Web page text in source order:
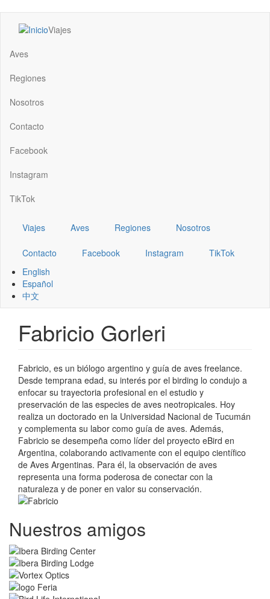
principal
Main
navigation
Viajes
Aves
Regiones
Nosotros
Contacto
Facebook
Instagram
TikTok
Viajes Aves Regiones Nosotros
Contacto Facebook Instagram
TikTok
English
Español
中文
Fabricio Gorleri
Fabricio, es un biólogo argentino y guía de aves freelance.
Desde temprana edad, su interés por el birding lo condujo a
enfocar su trayectoria profesional en el estudio y
preservación de las especies de aves neotropicales. Hoy
realiza un doctorado en la Universidad Nacional de Tucumán
y complementa su labor como guía de aves. Además,
Fabricio se desempeña como líder del proyecto eBird en
Argentina, colaborando activamente con el equipo científico
de Aves Argentinas. Para él, la observación de aves
representa una forma poderosa de conectar con la
naturaleza y de poner en valor su conservación.
Nuestros amigos